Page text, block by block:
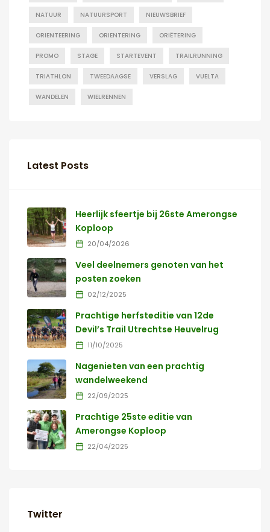
NATUUR NATUURSPORT NIEUWSBRIEF
ORIENTEERING ORIENTERING ORIËTERING
PROMO STAGE STARTEVENT TRAILRUNNING
TRIATHLON TWEEDAAGSE VERSLAG VUELTA
WANDELEN WIELRENNEN
Latest Posts
Heerlijk sfeertje bij 26ste Amerongse
Koploop
20/04/2026
Veel deelnemers genoten van het
posten zoeken
02/12/2025
Prachtige herfsteditie van 12de
Devil’s Trail Utrechtse Heuvelrug
11/10/2025
Nagenieten van een prachtig
wandelweekend
22/09/2025
Prachtige 25ste editie van
Amerongse Koploop
22/04/2025
Twitter